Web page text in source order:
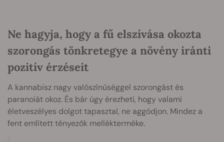
Ne hagyja, hogy a fű elszívása okozta
szorongás tönkretegye a növény iránti
pozitív érzéseit
A kannabisz nagy valószínűséggel szorongást és
paranoiát okoz. És bár úgy érezheti, hogy valami
életveszélyes dolgot tapasztal, ne aggódjon. Mindez a
fent említett tényezők mellékterméke.